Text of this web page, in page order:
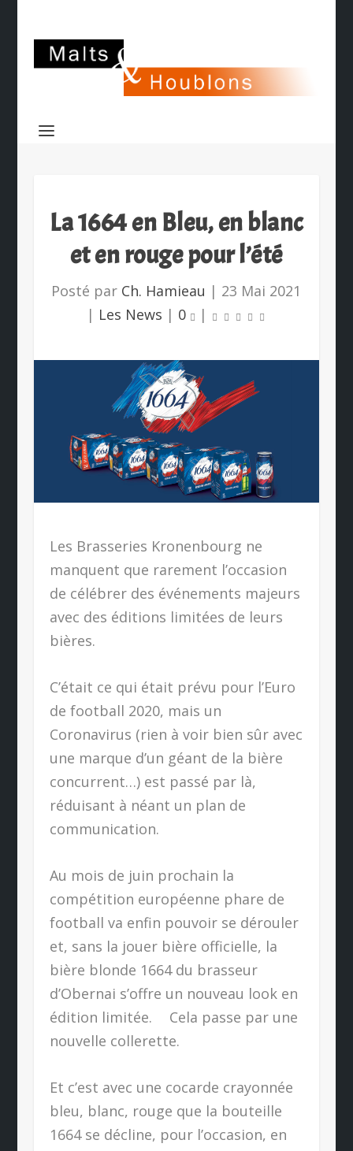
La 1664 en Bleu, en blanc
et en rouge pour l’été
Posté par Ch. Hamieau | 23 Mai 2021
| Les News | 0 |
Les Brasseries Kronenbourg ne
manquent que rarement l’occasion
de célébrer des événements majeurs
avec des éditions limitées de leurs
bières.
C’était ce qui était prévu pour l’Euro
de football 2020, mais un
Coronavirus (rien à voir bien sûr avec
une marque d’un géant de la bière
concurrent…) est passé par là,
réduisant à néant un plan de
communication.
Au mois de juin prochain la
compétition européenne phare de
football va enfin pouvoir se dérouler
et, sans la jouer bière officielle, la
bière blonde 1664 du brasseur
d’Obernai s’offre un nouveau look en
édition limitée. Cela passe par une
nouvelle collerette.
Et c’est avec une cocarde crayonnée
bleu, blanc, rouge que la bouteille
1664 se décline, pour l’occasion, en